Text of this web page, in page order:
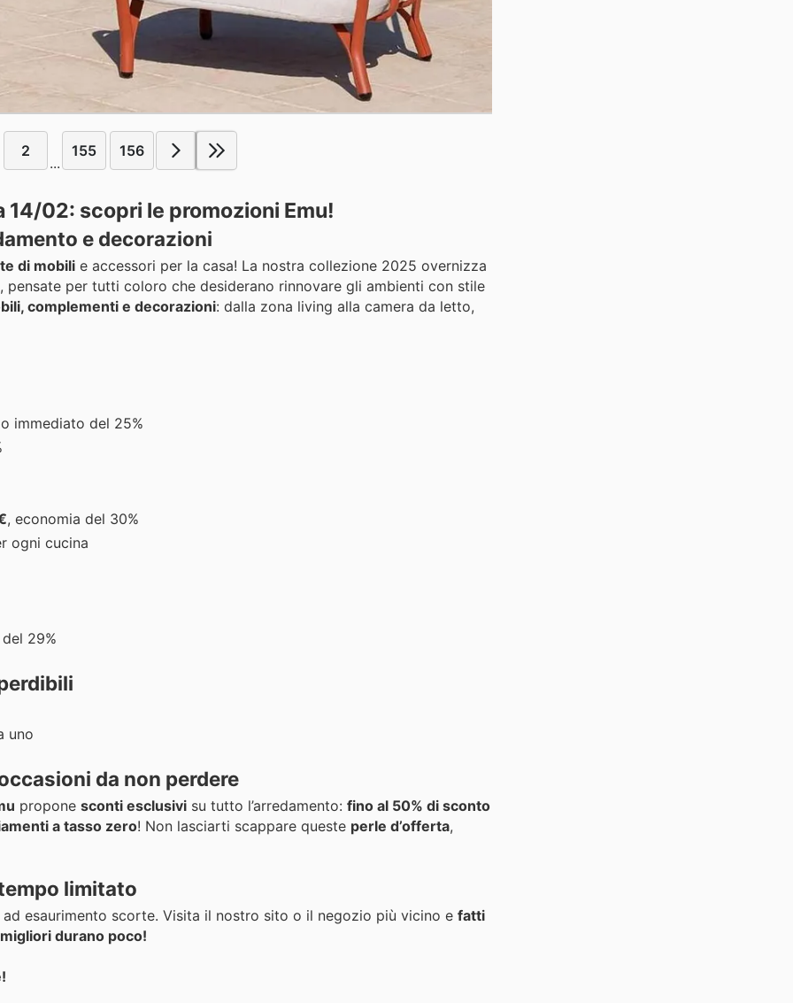
2
...
155 156
02: scopri le promozioni Emu!
e decorazioni
di mobili e accessori per la casa! La nostra collezione 2025 overnizza
, pensate per tutti coloro che desiderano rinnovare gli ambienti con stile
complementi e decorazioni: dalla zona living alla camera da letto,
immediato del 25%
, economia del 30%
ogni cucina
29%
uno
da non perdere
propone sconti esclusivi su tutto l’arredamento: fino al 50% di sconto
a tasso zero! Non lasciarti scappare queste perle d’offerta,
limitato
esaurimento scorte. Visita il nostro sito o il negozio più vicino e fatti
durano poco!